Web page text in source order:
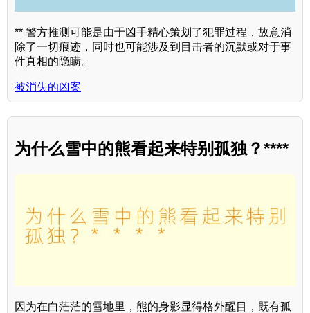
** 警方推测可能是由于凶手精心策划了犯罪过程，故意消
除了一切痕迹，同时也可能涉及到目击者的沉默或对于事
件真相的隐瞒。
被消失的凶案
为什么雪中的熊看起来特别孤独？****
因为在白茫茫的雪地里，熊的身影显得格外醒目，既有孤